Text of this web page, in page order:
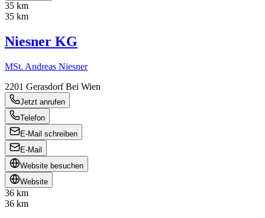
35 km
35 km
Niesner KG
MSt. Andreas Niesner
2201 Gerasdorf Bei Wien
Jetzt anrufen
Telefon
E-Mail schreiben
E-Mail
Website besuchen
Website
36 km
36 km